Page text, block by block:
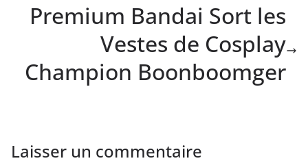
Premium Bandai Sort les
Vestes de Cosplay
Champion Boonboomger
Laisser un commentaire